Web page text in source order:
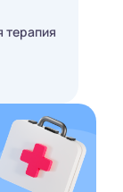
терапия